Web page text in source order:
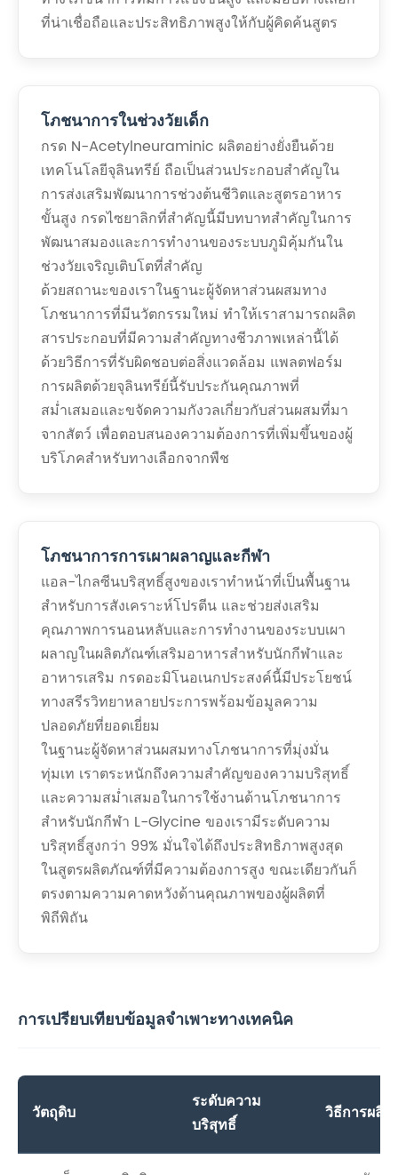
ที่น่าเชื่อถือและประสิทธิภาพสูงให้กับผู้คิดค้นสูตร
โภชนาการในช่วงวัยเด็ก
กรด N-Acetylneuraminic ผลิตอย่างยั่งยืนด้วย
เทคโนโลยีจุลินทรีย์ ถือเป็นส่วนประกอบสำคัญใน
การส่งเสริมพัฒนาการช่วงต้นชีวิตและสูตรอาหาร
ขั้นสูง กรดไซยาลิกที่สำคัญนี้มีบทบาทสำคัญในการ
พัฒนาสมองและการทำงานของระบบภูมิคุ้มกันใน
ช่วงวัยเจริญเติบโตที่สำคัญ
ด้วยสถานะของเราในฐานะผู้จัดหาส่วนผสมทาง
โภชนาการที่มีนวัตกรรมใหม่ ทำให้เราสามารถผลิต
สารประกอบที่มีความสำคัญทางชีวภาพเหล่านี้ได้
ด้วยวิธีการที่รับผิดชอบต่อสิ่งแวดล้อม แพลตฟอร์ม
การผลิตด้วยจุลินทรีย์นี้รับประกันคุณภาพที่
สม่ำเสมอและขจัดความกังวลเกี่ยวกับส่วนผสมที่มา
จากสัตว์ เพื่อตอบสนองความต้องการที่เพิ่มขึ้นของผู้
บริโภคสำหรับทางเลือกจากพืช
โภชนาการการเผาผลาญและกีฬา
แอล-ไกลซีนบริสุทธิ์สูงของเราทำหน้าที่เป็นพื้นฐาน
สำหรับการสังเคราะห์โปรตีน และช่วยส่งเสริม
คุณภาพการนอนหลับและการทำงานของระบบเผา
ผลาญในผลิตภัณฑ์เสริมอาหารสำหรับนักกีฬาและ
อาหารเสริม กรดอะมิโนอเนกประสงค์นี้มีประโยชน์
ทางสรีรวิทยาหลายประการพร้อมข้อมูลความ
ปลอดภัยที่ยอดเยี่ยม
ในฐานะผู้จัดหาส่วนผสมทางโภชนาการที่มุ่งมั่น
ทุ่มเท เราตระหนักถึงความสำคัญของความบริสุทธิ์
และความสม่ำเสมอในการใช้งานด้านโภชนาการ
สำหรับนักกีฬา L-Glycine ของเรามีระดับความ
บริสุทธิ์สูงกว่า 99% มั่นใจได้ถึงประสิทธิภาพสูงสุด
ในสูตรผลิตภัณฑ์ที่มีความต้องการสูง ขณะเดียวกันก็
ตรงตามความคาดหวังด้านคุณภาพของผู้ผลิตที่
พิถีพิถัน
การเปรียบเทียบข้อมูลจำเพาะทางเทคนิค
วัตถุดิบ
ระดับความ
บริสุทธิ์
วิธีการผลิต